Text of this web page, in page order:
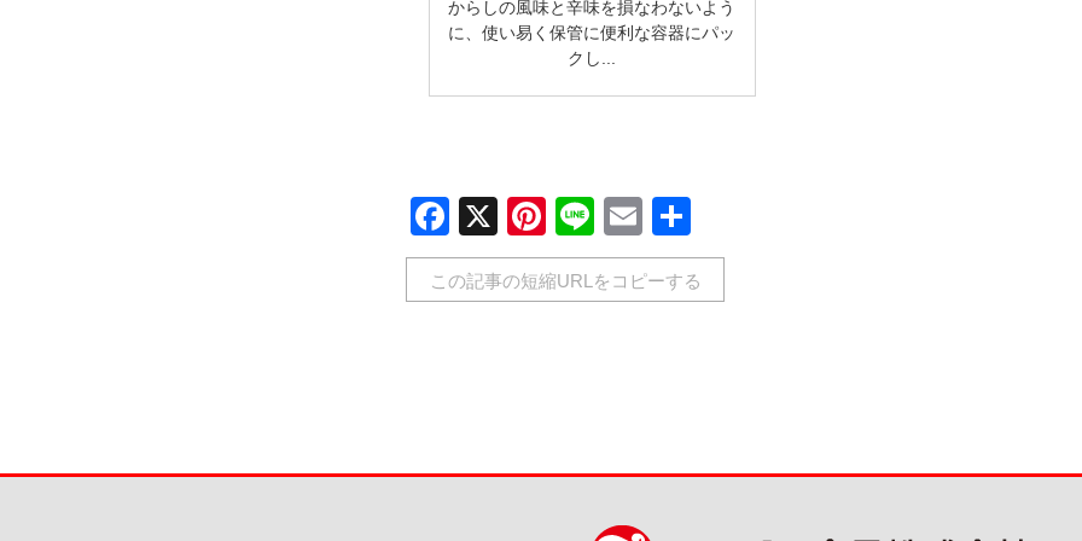
からしの風味と辛味を損なわないよう
に、使い易く保管に便利な容器にパッ
クし...
Facebook
X Pinterest
LineEmail
有
この記事の短縮URLをコピーする